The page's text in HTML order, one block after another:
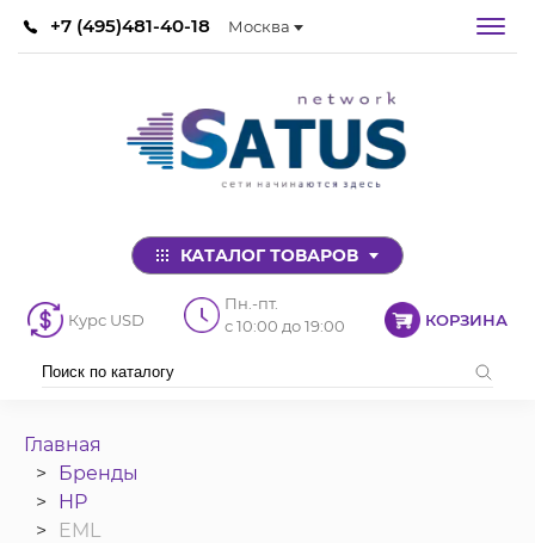
+7 (495)481-40-18 Москва
КАТАЛОГ ТОВАРОВ
Курс USD
Пн.-пт.
с 10:00 до 19:00
КОРЗИНА
Главная
Бренды
HP
EML